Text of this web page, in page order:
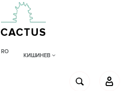
CACTUS
RO
КИШИНЕВ